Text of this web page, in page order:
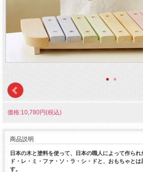
価格:10,780円(税込)
商品説明
日本の木と塗料を使って、日本の職人によって作られ
ド・レ・ミ・ファ・ソ・ラ・シ・ドと、おもちゃと
す。